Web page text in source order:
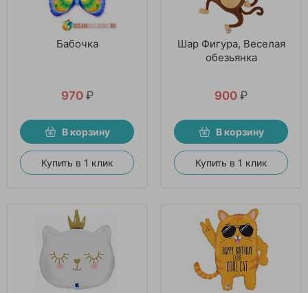
Бабочка
970 ₽
В корзину
Купить в 1 клик
Шар Фигура, Веселая
обезьянка
900 ₽
В корзину
Купить в 1 клик